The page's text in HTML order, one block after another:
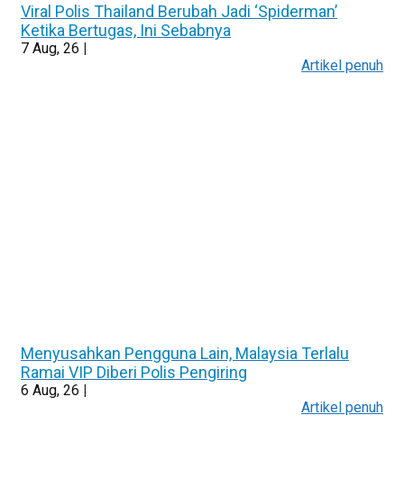
Viral Polis Thailand Berubah Jadi ‘Spiderman’
Ketika Bertugas, Ini Sebabnya
7 Aug, 26
Artikel penuh
Menyusahkan Pengguna Lain, Malaysia Terlalu
Ramai VIP Diberi Polis Pengiring
6 Aug, 26 |
Artikel penuh